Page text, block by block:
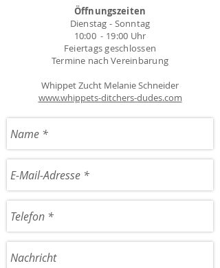
Öffnungszeiten
Dienstag - Sonntag
10:00 - 19:00 Uhr
Feiertags geschlossen
Termine nach Vereinbarung
Whippet Zucht Melanie Schneider
www.whippets-ditchers-dudes.com